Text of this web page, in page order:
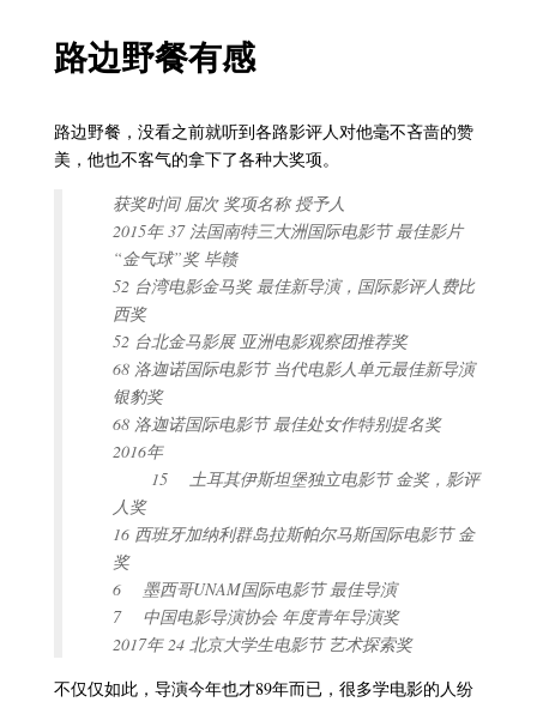
路边野餐有感
路边野餐，没看之前就听到各路影评人对他毫不吝啬的赞
美，他也不客气的拿下了各种大奖项。
获奖时间 届次 奖项名称 授予人
2015年 37 法国南特三大洲国际电影节 最佳影片
“金气球”奖 毕赣
52 台湾电影金马奖 最佳新导演，国际影评人费比
西奖
52 台北金马影展 亚洲电影观察团推荐奖
68 洛迦诺国际电影节 当代电影人单元最佳新导演
银豹奖
68 洛迦诺国际电影节 最佳处女作特别提名奖
2016年
15 土耳其伊斯坦堡独立电影节 金奖，影评
人奖
16 西班牙加纳利群岛拉斯帕尔马斯国际电影节 金
奖
6 墨西哥UNAM国际电影节 最佳导演
7 中国电影导演协会 年度青年导演奖
2017年 24 北京大学生电影节 艺术探索奖
不仅仅如此，导演今年也才89年而已，很多学电影的人纷